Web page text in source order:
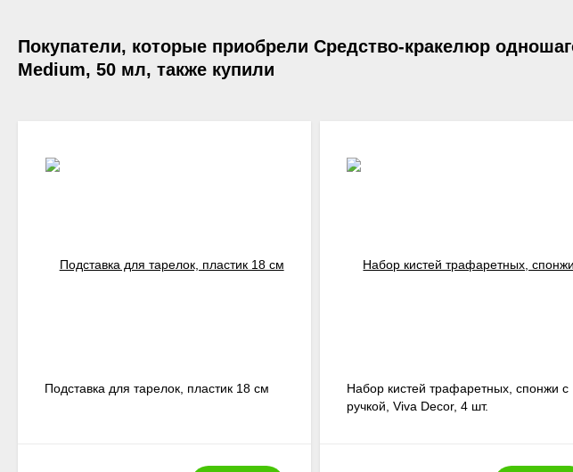
Покупатели, которые приобрели Средство-кракелюр
Medium, 50 мл, также купили
Подставка для тарелок, пластик 18 см
Набор кистей трафаретных, спонжи с
ручкой, Viva Decor, 4 шт.